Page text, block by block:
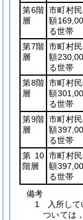
第6階
層
市町村
額
る世帯
第7階
層
市町村
額
る世帯
第8階
層
市町村
額
る世帯
第9階
層
市町村
額
る世帯
第10
階層
市町村
額
る世帯
備考
1 入所して
ついては